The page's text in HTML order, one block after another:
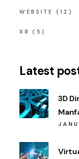
WEBSITE (12)
XR (5)
Latest
3D